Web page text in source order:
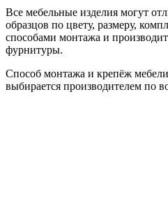
Все мебельные изделия могут
образцов по цвету, размеру,
способами монтажа и
фурнитуры.
Способ монтажа и крепёж
выбирается производителем по